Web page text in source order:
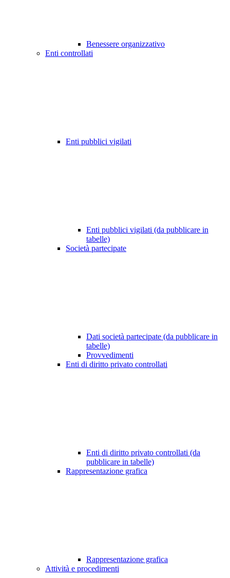
Benessere organizzativo
Enti controllati
Enti pubblici vigilati
Enti pubblici vigilati (da pubblicare in
tabelle)
Società partecipate
Dati società partecipate (da pubblicare in
tabelle)
Provvedimenti
Enti di diritto privato controllati
Enti di diritto privato controllati (da
pubblicare in tabelle)
Rappresentazione grafica
Rappresentazione grafica
Attività e procedimenti